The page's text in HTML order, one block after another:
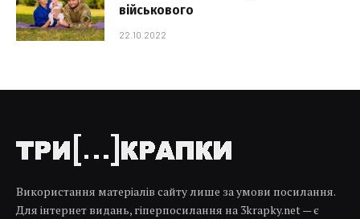
військового
22.10.2022
Використання матеріалів сайту лише за умови посилання.
Для інтернет видань, гіперпосилання на 3krapky.net — є